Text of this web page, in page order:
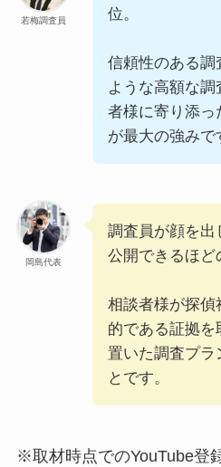
若梅調査員
位。
信頼性のある調
ような高額な
者様に寄り添っ
が最大の強みで
岡島代表
調査員が顔を出
公開できるほど
相談者様が探偵
的である証拠を
置いた調査プラ
とです。
※取材時点でのYouTube登